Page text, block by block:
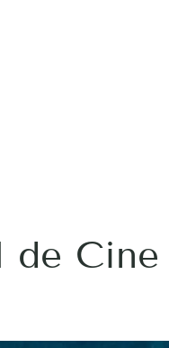
de Cine